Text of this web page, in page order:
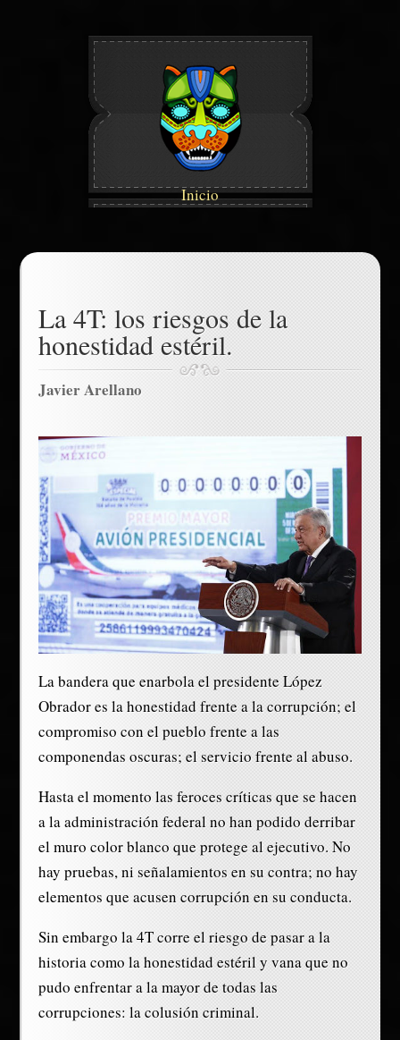
Inicio
La 4T: los riesgos de la
honestidad estéril.
Javier Arellano
La bandera que enarbola el presidente López
Obrador es la honestidad frente a la corrupción; el
compromiso con el pueblo frente a las
componendas oscuras; el servicio frente al abuso.
Hasta el momento las feroces críticas que se hacen
a la administración federal no han podido derribar
el muro color blanco que protege al ejecutivo. No
hay pruebas, ni señalamientos en su contra; no hay
elementos que acusen corrupción en su conducta.
Sin embargo la 4T corre el riesgo de pasar a la
historia como la honestidad estéril y vana que no
pudo enfrentar a la mayor de todas las
corrupciones: la colusión criminal.